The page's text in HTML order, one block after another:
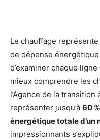
Le chauffage
de dépense
d’examiner chaque
mieux comprendre les
l’Agence de la
représenter jusqu’à 60
énergétique totale d’un
impressionnants